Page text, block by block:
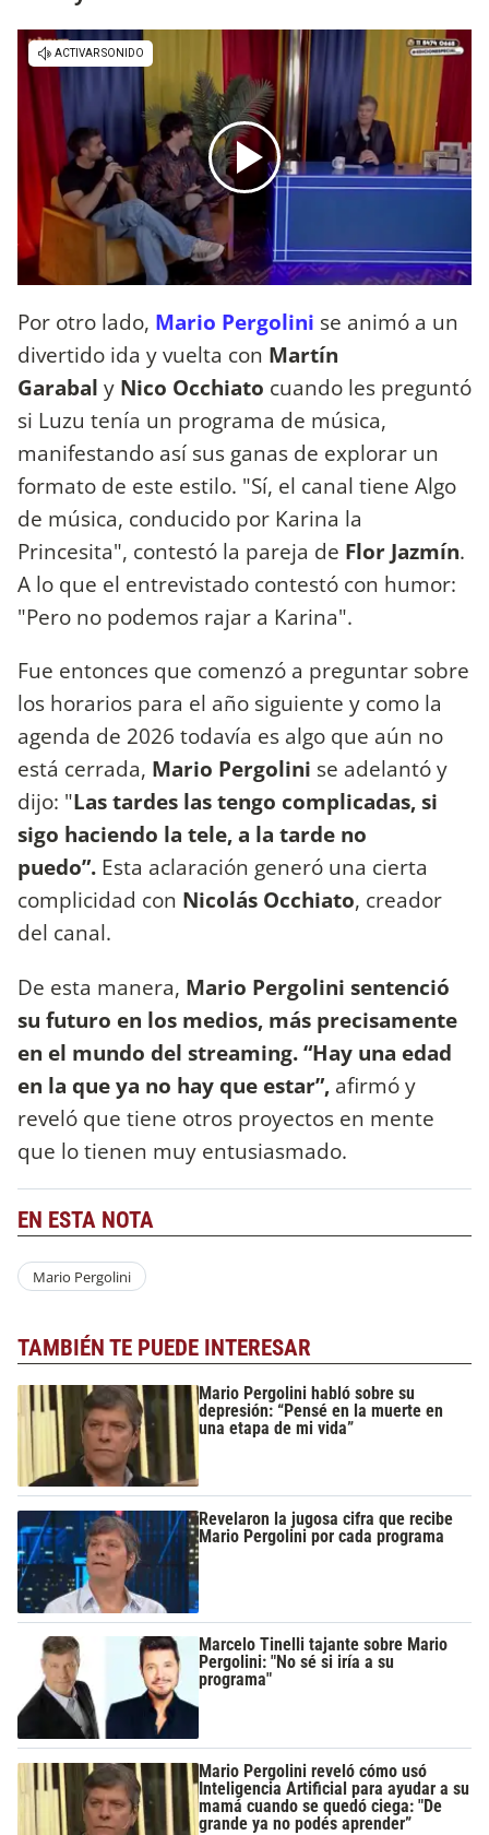
Por otro lado, Mario Pergolini se animó a un
divertido ida y vuelta con Martín
Garabal y Nico Occhiato cuando les preguntó
si Luzu tenía un programa de música,
manifestando así sus ganas de explorar un
formato de este estilo. "Sí, el canal tiene Algo
de música, conducido por Karina la
Princesita", contestó la pareja de Flor Jazmín.
A lo que el entrevistado contestó con humor:
"Pero no podemos rajar a Karina".
Fue entonces que comenzó a preguntar sobre
los horarios para el año siguiente y como la
agenda de 2026 todavía es algo que aún no
está cerrada, Mario Pergolini se adelantó y
dijo: "Las tardes las tengo complicadas, si
sigo haciendo la tele, a la tarde no
puedo”. Esta aclaración generó una cierta
complicidad con Nicolás Occhiato, creador
del canal.
De esta manera, Mario Pergolini sentenció
su futuro en los medios, más precisamente
en el mundo del streaming. “Hay una edad
en la que ya no hay que estar”, afirmó y
reveló que tiene otros proyectos en mente
que lo tienen muy entusiasmado.
EN ESTA NOTA
Mario Pergolini
TAMBIÉN TE PUEDE INTERESAR
Mario Pergolini habló sobre su
depresión: “Pensé en la muerte en
una etapa de mi vida”
Revelaron la jugosa cifra que recibe
Mario Pergolini por cada programa
Marcelo Tinelli tajante sobre Mario
Pergolini: "No sé si iría a su
programa"
Mario Pergolini reveló cómo usó
Inteligencia Artificial para ayudar a su
mamá cuando se quedó ciega: "De
grande ya no podés aprender”